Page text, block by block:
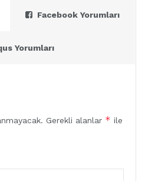
Facebook Yorumları
Yorumları
Gerekli alanlar * ile